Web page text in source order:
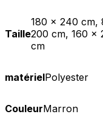
Taille
180 x 240 cm,
200 cm, 160 x
cm
matérielPolyester
CouleurMarron